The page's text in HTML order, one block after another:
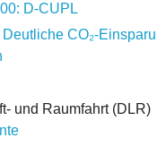
D-CUPL
CO₂-
und Raumfahrt (DLR)